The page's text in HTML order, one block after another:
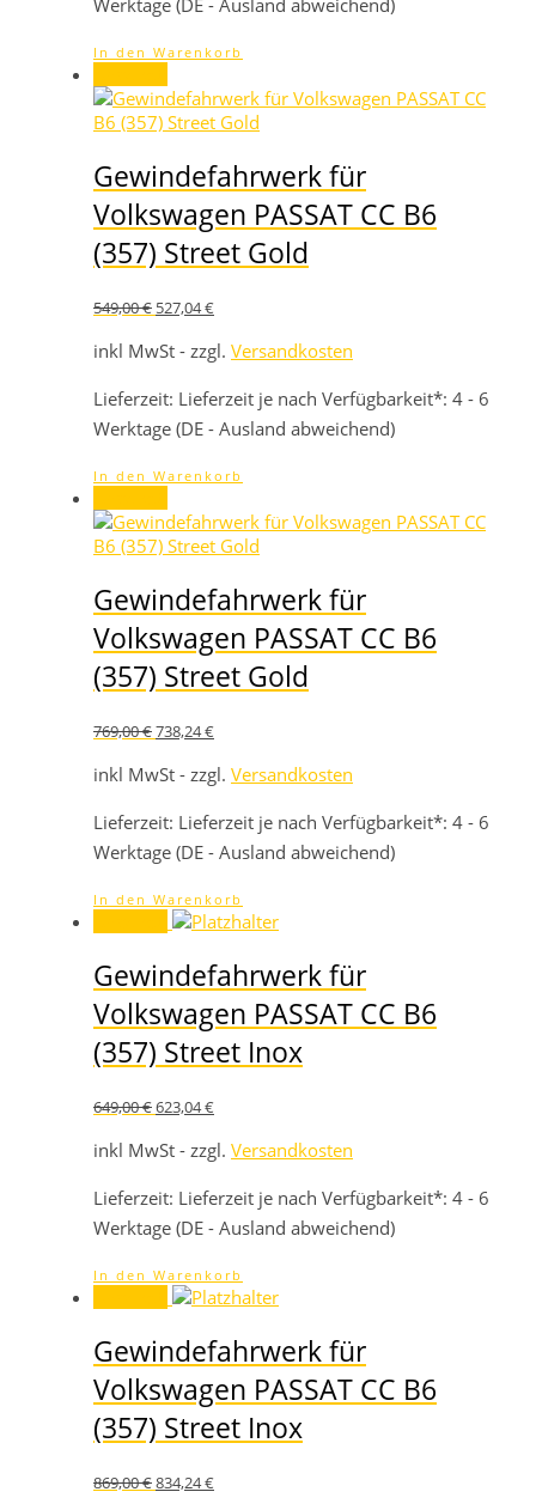
In den Warenkorb
Gewindefahrwerk für
Volkswagen PASSAT CC B6
(357) Street Gold
549,00€ Ursprünglicher
war:
549,00 €
527,04€Aktueller
ist:
527,04 €.
inkl MwSt - zzgl. Versandkosten
Lieferzeit: Lieferzeit je nach Verfügbarkeit*: 4 - 6
Werktage (DE - Ausland abweichend)
In den Warenkorb
Gewindefahrwerk für
Volkswagen PASSAT CC B6
(357) Street Gold
769,00€Ursprünglicher
war:
769,00 €
738,24€Aktueller
ist:
738,24 €.
inkl MwSt - zzgl. Versandkosten
Lieferzeit: Lieferzeit je nach Verfügbarkeit*: 4 - 6
Werktage (DE - Ausland abweichend)
In den Warenkorb
Gewindefahrwerk für
Volkswagen PASSAT CC B6
(357) Street Inox
649,00€Ursprünglicher
war:
649,00 €
623,04€Aktueller
ist:
623,04 €.
inkl MwSt - zzgl. Versandkosten
Lieferzeit: Lieferzeit je nach Verfügbarkeit*: 4 - 6
Werktage (DE - Ausland abweichend)
In den Warenkorb
Gewindefahrwerk für
Volkswagen PASSAT CC B6
(357) Street Inox
869,00€ Ursprünglicher
834,24€Aktueller